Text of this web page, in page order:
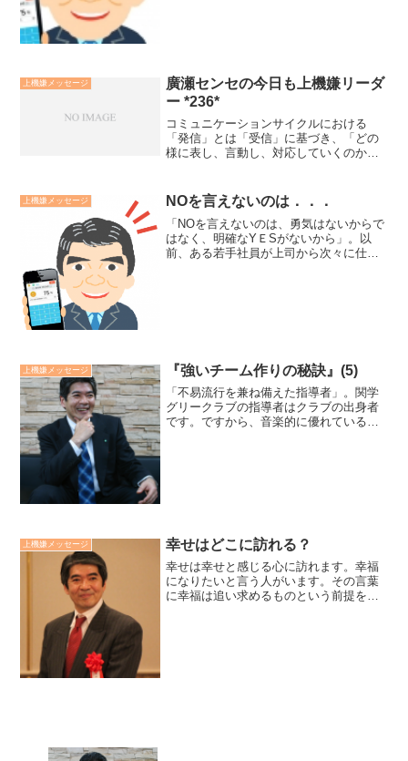
上機嫌メッセージ
廣瀬センセの今日も上機嫌リーダ
ー *236*
コミュニケーションサイクルにおける
「発信」とは「受信」に基づき、「どの
様に表し、言動し、対応していくのか」
築きます。同様に自分自身、人生と良好
なコミュニケーションをとれ...
上機嫌メッセージ NOを言えないのは．．．
「NOを言えないのは、勇気はないからで
はなく、明確なYＥSがないから」。以
前、ある若手社員が上司から次々に仕事
上機嫌メッセージ 『強いチーム作りの秘訣』(5)
「不易流行を兼ね備えた指導者」。関学
グリークラブの指導者はクラブの出身者
です。ですから、音楽的に優れているだ
上機嫌メッセージ 幸せはどこに訪れる？
幸せは幸せと感じる心に訪れます。幸福
になりたいと言う人がいます。その言葉
に幸福は追い求めるものという前提を感